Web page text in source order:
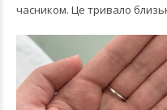
часником. Це тривало